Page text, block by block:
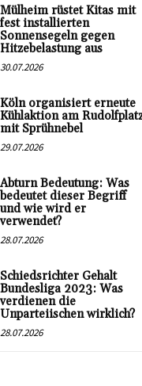
Mülheim rüstet Kitas mit
fest installierten
Sonnensegeln gegen
Hitzebelastung aus
30.07.2026
Köln organisiert erneute
Kühlaktion am
mit Sprühnebel
29.07.2026
Abturn Bedeutung: Was
bedeutet dieser Begriff
und wie wird er
verwendet?
28.07.2026
Schiedsrichter Gehalt
Bundesliga 2023: Was
verdienen die
Unparteiischen wirklich?
28.07.2026